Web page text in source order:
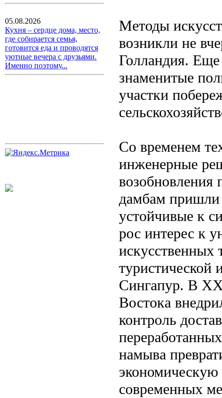
05.08.2026
Кухня – сердце дома, место,
где собирается семья,
готовится еда и проводятся
уютные вечера с друзьями.
Именно поэтому...
Методы
возникли не
Голландия. Еще
знаменитые
участки
Со временем
инженерные
дамбам пришли
устойчивые к
рос интерес к
искусственных
туристической
Сингапур. В
Востока
контроль
намыва
современных